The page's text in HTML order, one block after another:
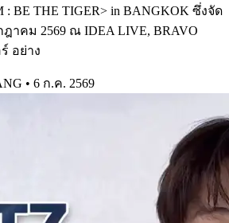
: BE THE TIGER> in BANGKOK ซึ่งจัด
าคม 2569 ณ IDEA LIVE, BRAVO
อย่าง
• 6 ก.ค. 2569